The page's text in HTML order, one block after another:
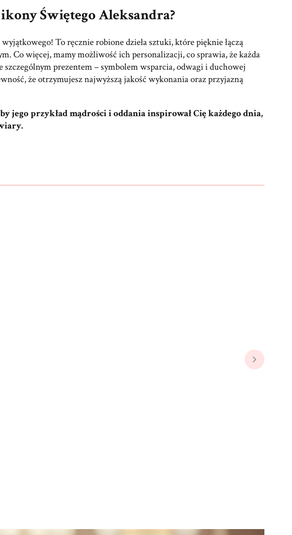
Świętego Aleksandra?
To ręcznie robione dzieła sztuki, które pięknie łączą
Co więcej, mamy możliwość ich personalizacji, co sprawia, że każda
prezentem – symbolem wsparcia, odwagi i duchowej
że otrzymujesz najwyższą jakość wykonania oraz przyjazną
jego przykład mądrości i oddania inspirował Cię każdego dnia,